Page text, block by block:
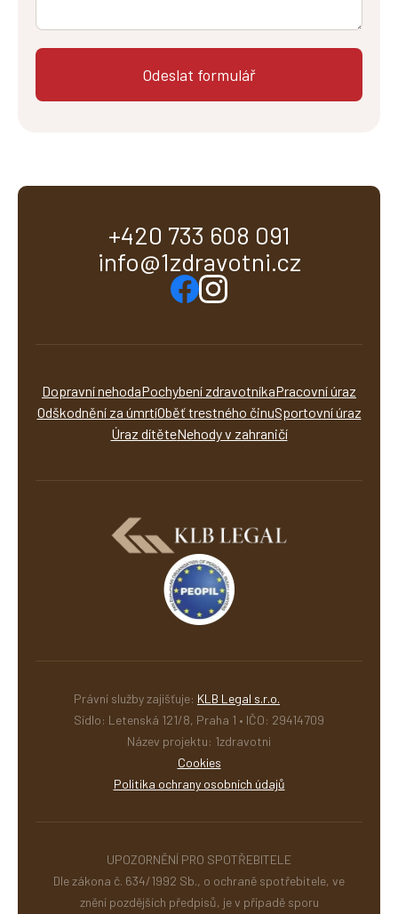
+420 733 608 091
info@1zdravotni.cz
Dopravní nehodaPochybení zdravotníkaPracovní úraz
Odškodnění za úmrtíOběť trestného činuSportovní úraz
Úraz dítěteNehody v zahraničí
Právní služby zajišťuje: KLB Legal s.r.o.
Sídlo: Letenská 121/8, Praha 1 • IČO: 29414709
Název projektu: 1zdravotni
Cookies
Politika ochrany osobních údajů
UPOZORNĚNÍ PRO SPOTŘEBITELE
Dle zákona č. 634/1992 Sb., o ochraně spotřebitele, ve
znění pozdějších předpisů, je v případě sporu